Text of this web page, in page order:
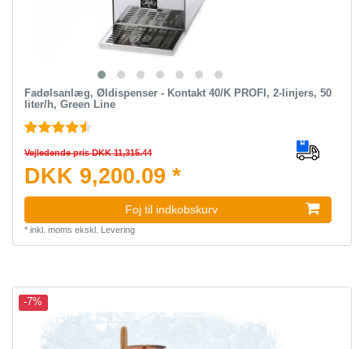
Fadølsanlæg, Øldispenser - Kontakt 40/K PROFI, 2-linjers, 50
liter/h, Green Line
Vejledende pris DKK 11,315.44
DKK 9,200.09 *
Foj til indkobskurv
* inkl. moms ekskl. Levering
-7%